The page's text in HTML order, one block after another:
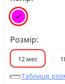
Розмір:
12 мес
Таблиця